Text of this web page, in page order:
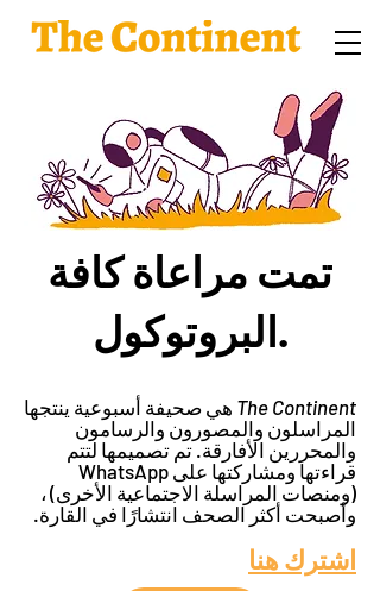
تمت مراعاة كافة
البروتوكول.
The Continent هي صحيفة أسبوعية ينتجها
المراسلون والمصورون والرسامون
والمحررين الأفارقة. تم تصميمها لتتم
قراءتها ومشاركتها على WhatsApp
(ومنصات المراسلة الاجتماعية الأخرى) ،
وأصبحت أكثر الصحف انتشارًا في القارة.
اشترك هنا